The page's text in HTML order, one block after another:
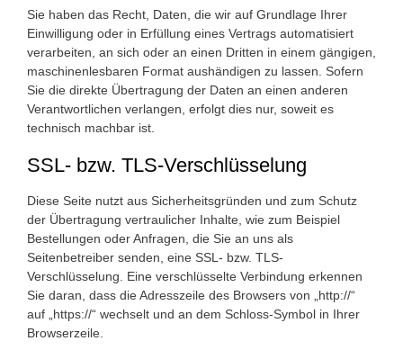
Sie haben das Recht, Daten, die wir auf Grundlage Ihrer
Einwilligung oder in Erfüllung eines Vertrags automatisiert
verarbeiten, an sich oder an einen Dritten in einem gängigen,
maschinenlesbaren Format aushändigen zu lassen. Sofern
Sie die direkte Übertragung der Daten an einen anderen
Verantwortlichen verlangen, erfolgt dies nur, soweit es
technisch machbar ist.
SSL- bzw. TLS-Verschlüsselung
Diese Seite nutzt aus Sicherheitsgründen und zum Schutz
der Übertragung vertraulicher Inhalte, wie zum Beispiel
Bestellungen oder Anfragen, die Sie an uns als
Seitenbetreiber senden, eine SSL- bzw. TLS-
Verschlüsselung. Eine verschlüsselte Verbindung erkennen
Sie daran, dass die Adresszeile des Browsers von „http://“
auf „https://“ wechselt und an dem Schloss-Symbol in Ihrer
Browserzeile.